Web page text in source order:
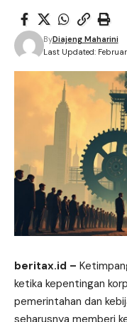
Last Updated:
ByDiajeng Maharini
beritax.id –
ketika kepentingan
pemerintahan dan
seharusnya memberi